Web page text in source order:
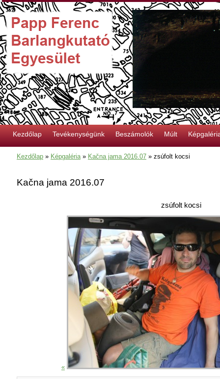
Kezdőlap Tevékenységünk Beszámolók Múlt
Kezdőlap » Képgaléria» Kačna jama 2016.07 » zsúfolt kocsi
Kačna jama 2016.07
zsúfolt kocsi
«